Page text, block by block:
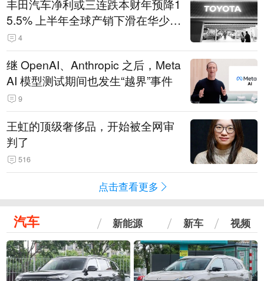
丰田汽车净利或三连跌本财年预降1
5.5% 上半年全球产销下滑在华少卖
14.3万辆
4
继 OpenAI、Anthropic 之后，Meta
AI 模型测试期间也发生“越界”事件
9
王虹的顶级奢侈品，开始被全网审
判了
516
点击查看更多
汽车 新能源 新车 视频